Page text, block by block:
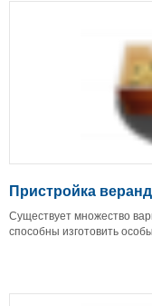
Пристройка
Существует множество
способны изготовить